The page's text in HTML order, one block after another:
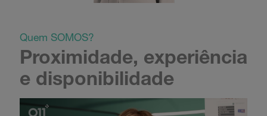
Quem SOMOS?
Proximidade, experiência
e disponibilidade